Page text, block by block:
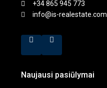
+34 865 945 773
info@is-realestate.com
Naujausi pasiūlymai